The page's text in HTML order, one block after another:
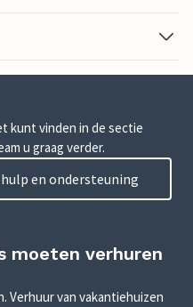
kunt vinden in de sectie
u graag verder.
en ondersteuning
moeten verhuren
Verhuur van vakantiehuizen